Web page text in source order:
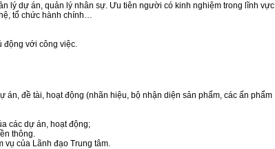
lý dự án, quản lý nhân sự. Ưu tiên người có kinh nghiệm trong lĩnh vực
tổ chức hành chính…
động với công việc.
án, đề tài, hoạt động (nhãn hiệu, bộ nhận diện sản phẩm, các ấn phẩm
các dự án, hoạt động;
thông.
vụ của Lãnh đạo Trung tâm.